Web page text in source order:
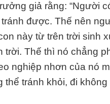
giả rằng: “Người
được. Thế nên
này từ trên trời sinh
Thế thì nó chẳng
nghiệp nhơn của nó
tránh khỏi, đi không